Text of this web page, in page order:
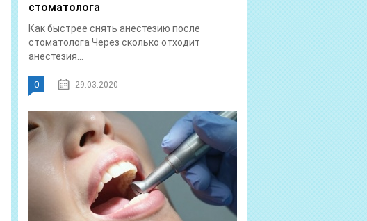
стоматолога
Как быстрее снять анестезию после
стоматолога Через сколько отходит
анестезия...
0 29.03.2020